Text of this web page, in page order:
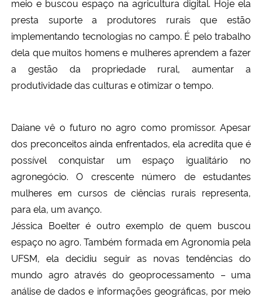
meio e buscou espaço na agricultura digital. Hoje ela
presta suporte a produtores rurais que estão
implementando tecnologias no campo. É pelo trabalho
dela que muitos homens e mulheres aprendem a fazer
a gestão da propriedade rural, aumentar a
produtividade das culturas e otimizar o tempo.
Daiane vê o futuro no agro como promissor. Apesar
dos preconceitos ainda enfrentados, ela acredita que é
possível conquistar um espaço igualitário no
agronegócio. O crescente número de estudantes
mulheres em cursos de ciências rurais representa,
para ela, um avanço.
Jéssica Boelter é outro exemplo de quem buscou
espaço no agro. Também formada em Agronomia pela
UFSM, ela decidiu seguir as novas tendências do
mundo agro através do geoprocessamento – uma
análise de dados e informações geográficas, por meio